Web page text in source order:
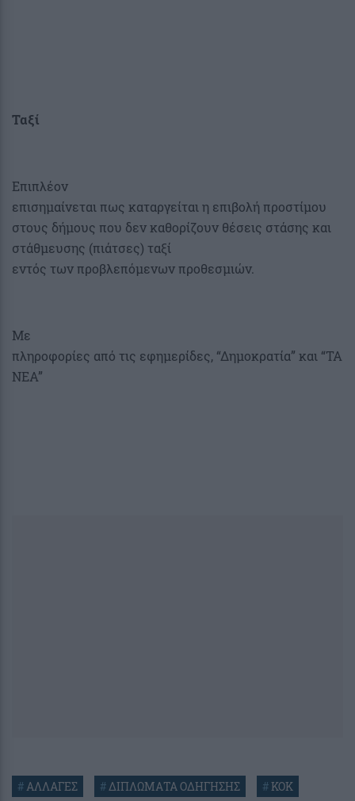
Ταξί
Επιπλέον
επισημαίνεται πως καταργείται η επιβολή προστίμου
στους δήμους που δεν καθορίζουν θέσεις στάσης και
στάθμευσης (πιάτσες) ταξί
εντός των προβλεπόμενων προθεσμιών.
Mε
πληροφορίες από τις εφημερίδες, “Δημοκρατία” και “ΤΑ
ΝΕΑ”
#ΑΛΛΑΓΕΣ #ΔΙΠΛΩΜΑΤΑ ΟΔΗΓΗΣΗΣ #ΚΟΚ